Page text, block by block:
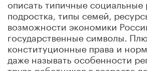
описать типичные социальные
подростка, типы семей,
возможности экономики
государственные символы.
конституционные права и
даже называть особенности